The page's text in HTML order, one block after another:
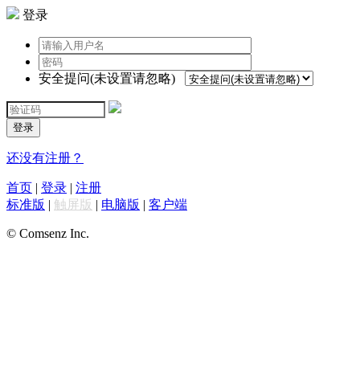
登录
安全提问(未设置请忽略)
登录
还没有注册？
首页 | 登录 | 注册
标准版 | 触屏版 | 电脑版 | 客户端
© Comsenz Inc.